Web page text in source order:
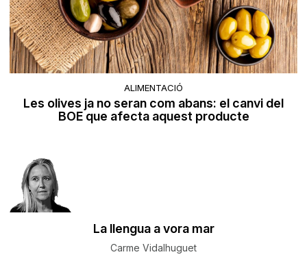
ALIMENTACIÓ
Les olives ja no seran com abans: el canvi del
BOE que afecta aquest producte
La llengua a vora mar
Carme Vidalhuguet